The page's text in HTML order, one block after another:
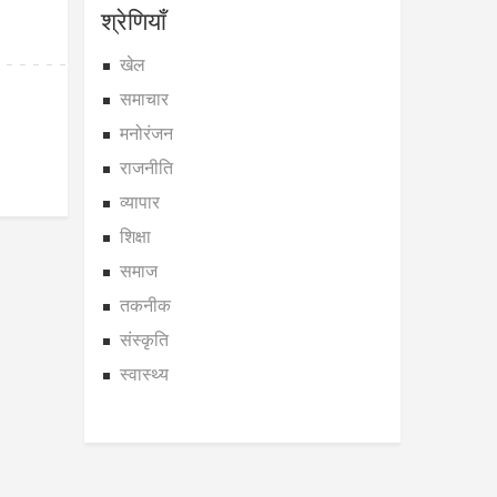
श्रेणियाँ
खेल
समाचार
मनोरंजन
राजनीति
व्यापार
शिक्षा
समाज
तकनीक
संस्कृति
स्वास्थ्य